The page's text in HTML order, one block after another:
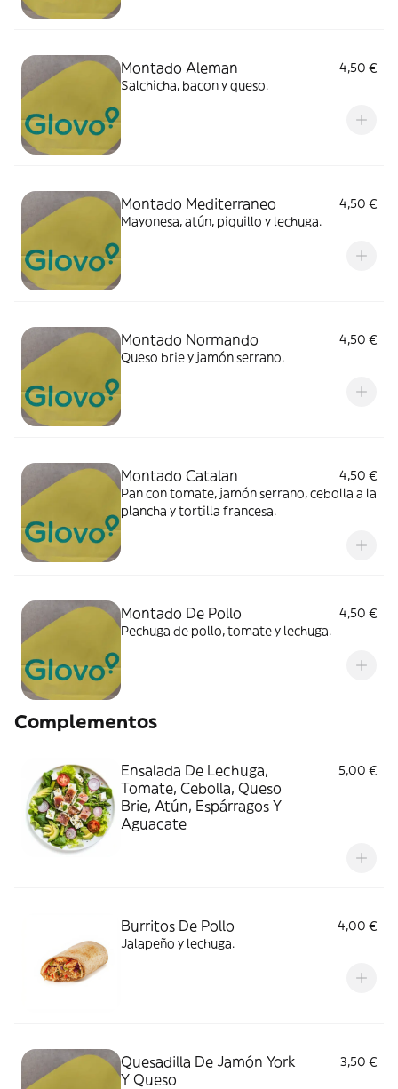
Montado Aleman
4,50 €
Salchicha, bacon y queso.
Montado Mediterraneo
4,50 €
Mayonesa, atún, piquillo y lechuga.
Montado Normando
4,50 €
Queso brie y jamón serrano.
Montado Catalan
4,50 €
Pan con tomate, jamón serrano, cebolla a la
plancha y tortilla francesa.
Montado De Pollo
4,50 €
Pechuga de pollo, tomate y lechuga.
Complementos
Ensalada De Lechuga,
Tomate, Cebolla, Queso
Brie, Atún, Espárragos Y
Aguacate
5,00 €
Burritos De Pollo
4,00 €
Jalapeño y lechuga.
Quesadilla De Jamón York
Y Queso
3,50 €